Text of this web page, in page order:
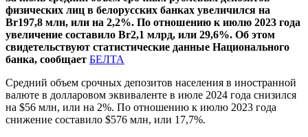
физических лиц в белорусских банках увеличился на
Br197,8 млн, или на 2,2%. По отношению к июлю 2023 года
увеличение составило Br2,1 млрд, или 29,6%. Об этом
свидетельствуют статистические данные Национального
банка, сообщает БЕЛТА
Средний объем срочных депозитов населения в иностранной
валюте в долларовом эквиваленте в июле 2024 года снизился
на $56 млн, или на 2%. По отношению к июлю 2023 года
снижение составило $576 млн, или 17,7%.